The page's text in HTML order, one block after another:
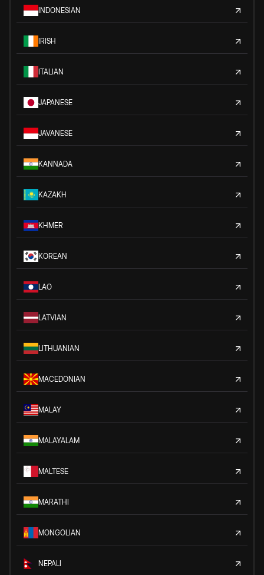
INDONESIAN
IRISH
ITALIAN
JAPANESE
JAVANESE
KANNADA
KAZAKH
KHMER
KOREAN
LAO
LATVIAN
LITHUANIAN
MACEDONIAN
MALAY
MALAYALAM
MALTESE
MARATHI
MONGOLIAN
NEPALI